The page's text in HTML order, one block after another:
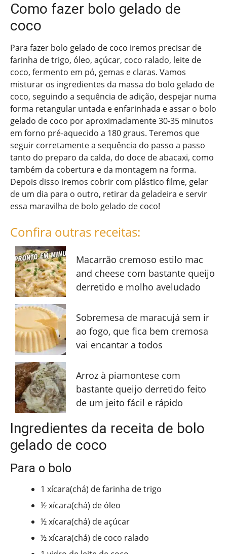
Como fazer bolo gelado de
coco
Para fazer bolo gelado de coco iremos precisar de
farinha de trigo, óleo, açúcar, coco ralado, leite de
coco, fermento em pó, gemas e claras. Vamos
misturar os ingredientes da massa do bolo gelado de
coco, seguindo a sequência de adição, despejar numa
forma retangular untada e enfarinhada e assar o bolo
gelado de coco por aproximadamente 30-35 minutos
em forno pré-aquecido a 180 graus. Teremos que
seguir corretamente a sequência do passo a passo
tanto do preparo da calda, do doce de abacaxi, como
também da cobertura e da montagem na forma.
Depois disso iremos cobrir com plástico filme, gelar
de um dia para o outro, retirar da geladeira e servir
essa maravilha de bolo gelado de coco!
Confira outras receitas:
Macarrão cremoso estilo mac
and cheese com bastante queijo
derretido e molho aveludado
Sobremesa de maracujá sem ir
ao fogo, que fica bem cremosa
vai encantar a todos
Arroz à piamontese com
bastante queijo derretido feito
de um jeito fácil e rápido
Ingredientes da receita de bolo
gelado de coco
Para o bolo
1 xícara(chá) de farinha de trigo
½ xícara(chá) de óleo
½ xícara(chá) de açúcar
½ xícara(chá) de coco ralado